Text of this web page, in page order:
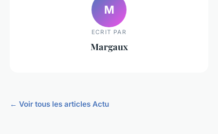
M
ECRIT PAR
Margaux
← Voir tous les articles Actu